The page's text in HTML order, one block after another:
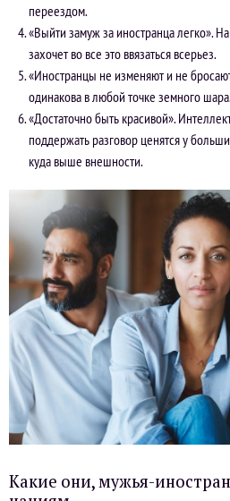
переездом.
«Выйти замуж за иностранца легко».
захочет во все это ввязаться всерьез.
«Иностранцы не изменяют и не
одинакова в любой точке земного шара.
«Достаточно быть красивой».
поддержать разговор ценятся у
куда выше внешности.
Какие они, мужья-